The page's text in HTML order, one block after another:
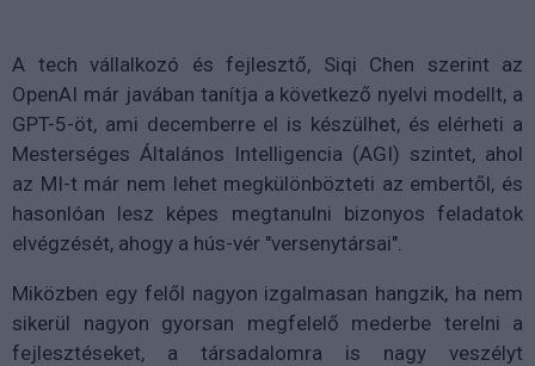
A tech vállalkozó és fejlesztő, Siqi Chen szerint az
OpenAI már javában tanítja a következő nyelvi modellt, a
GPT-5-öt, ami decemberre el is készülhet, és elérheti a
Mesterséges Általános Intelligencia (AGI) szintet, ahol
az MI-t már nem lehet megkülönbözteti az embertől, és
hasonlóan lesz képes megtanulni bizonyos feladatok
elvégzését, ahogy a hús-vér "versenytársai".
Miközben egy felől nagyon izgalmasan hangzik, ha nem
sikerül nagyon gyorsan megfelelő mederbe terelni a
fejlesztéseket, a társadalomra is nagy veszélyt